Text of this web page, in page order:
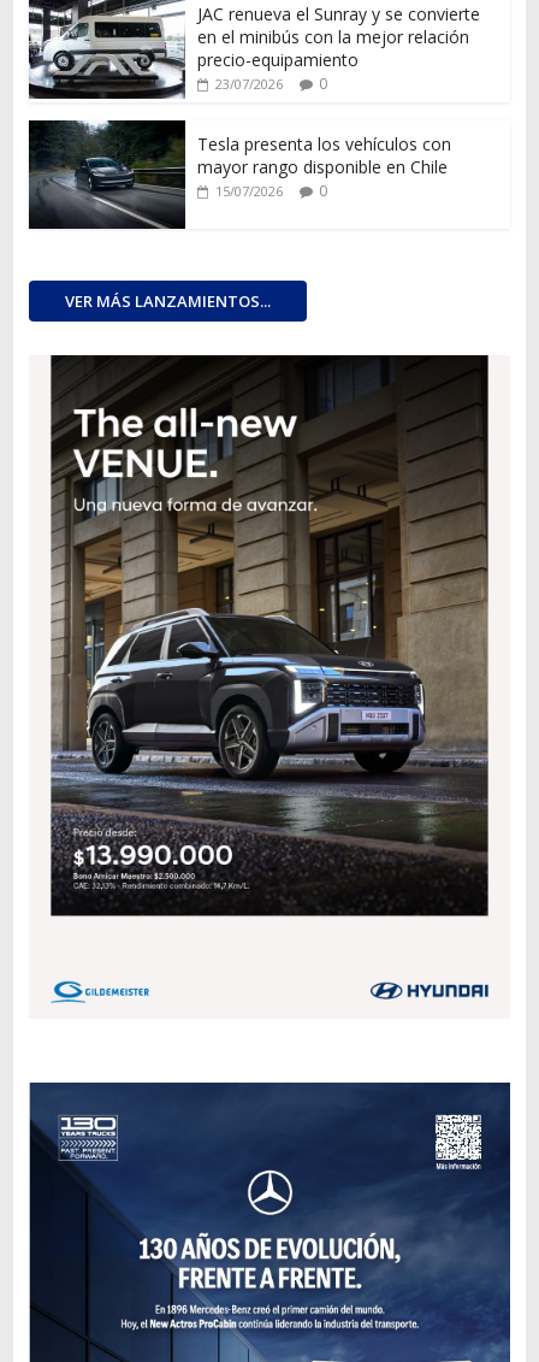
JAC renueva el Sunray y se convierte
en el minibús con la mejor relación
precio-equipamiento
23/07/2026 0
Tesla presenta los vehículos con
mayor rango disponible en Chile
15/07/2026 0
VER MÁS LANZAMIENTOS...